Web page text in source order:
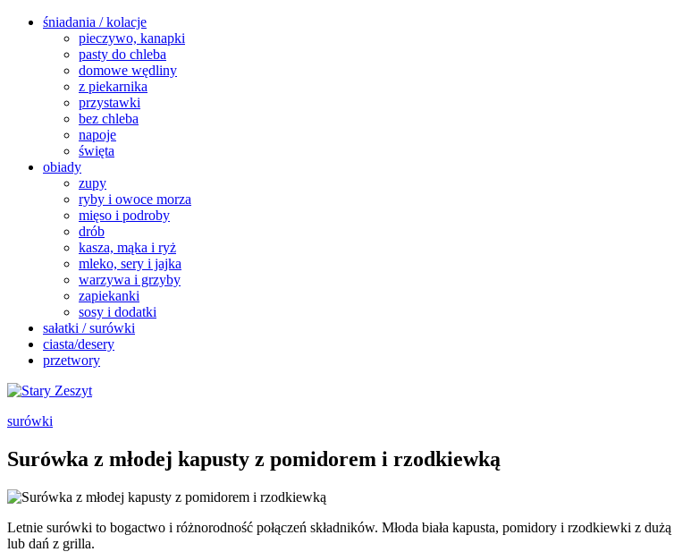
śniadania / kolacje
pieczywo, kanapki
pasty do chleba
domowe wędliny
z piekarnika
przystawki
bez chleba
napoje
święta
obiady
zupy
ryby i owoce morza
mięso i podroby
drób
kasza, mąka i ryż
mleko, sery i jajka
warzywa i grzyby
zapiekanki
sosy i dodatki
sałatki / surówki
ciasta/desery
przetwory
surówki
Surówka z młodej kapusty z pomidorem i rzodkiewką
Letnie surówki to bogactwo i różnorodność połączeń składników. Młoda biała kapusta, pomidory i rzodkiewki z
lub dań z grilla.